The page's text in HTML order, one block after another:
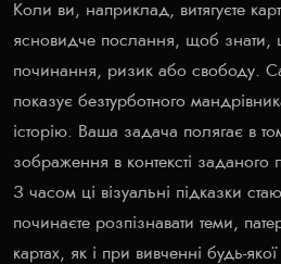
Коли ви, наприклад, витягуєте
ясновидче послання, щоб знати,
починання, ризик або свободу.
показує безтурботного
історію. Ваша задача полягає в
зображення в контексті заданого
З часом ці візуальні підказки
починаєте розпізнавати теми,
картах, як і при вивченні будь-